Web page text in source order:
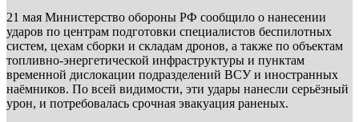
21 мая Министерство обороны РФ сообщило о нанесении
ударов по центрам подготовки специалистов беспилотных
систем, цехам сборки и складам дронов, а также по объектам
топливно-энергетической инфраструктуры и пунктам
временной дислокации подразделений ВСУ и иностранных
наёмников. По всей видимости, эти удары нанесли серьёзный
урон, и потребовалась срочная эвакуация раненых.